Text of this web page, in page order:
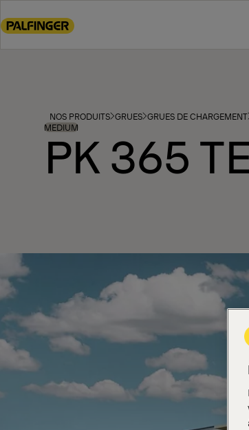
to
NOS PRODUITS GRUES GRUES DE CHARGEMENT
MEDIUM
PK 365